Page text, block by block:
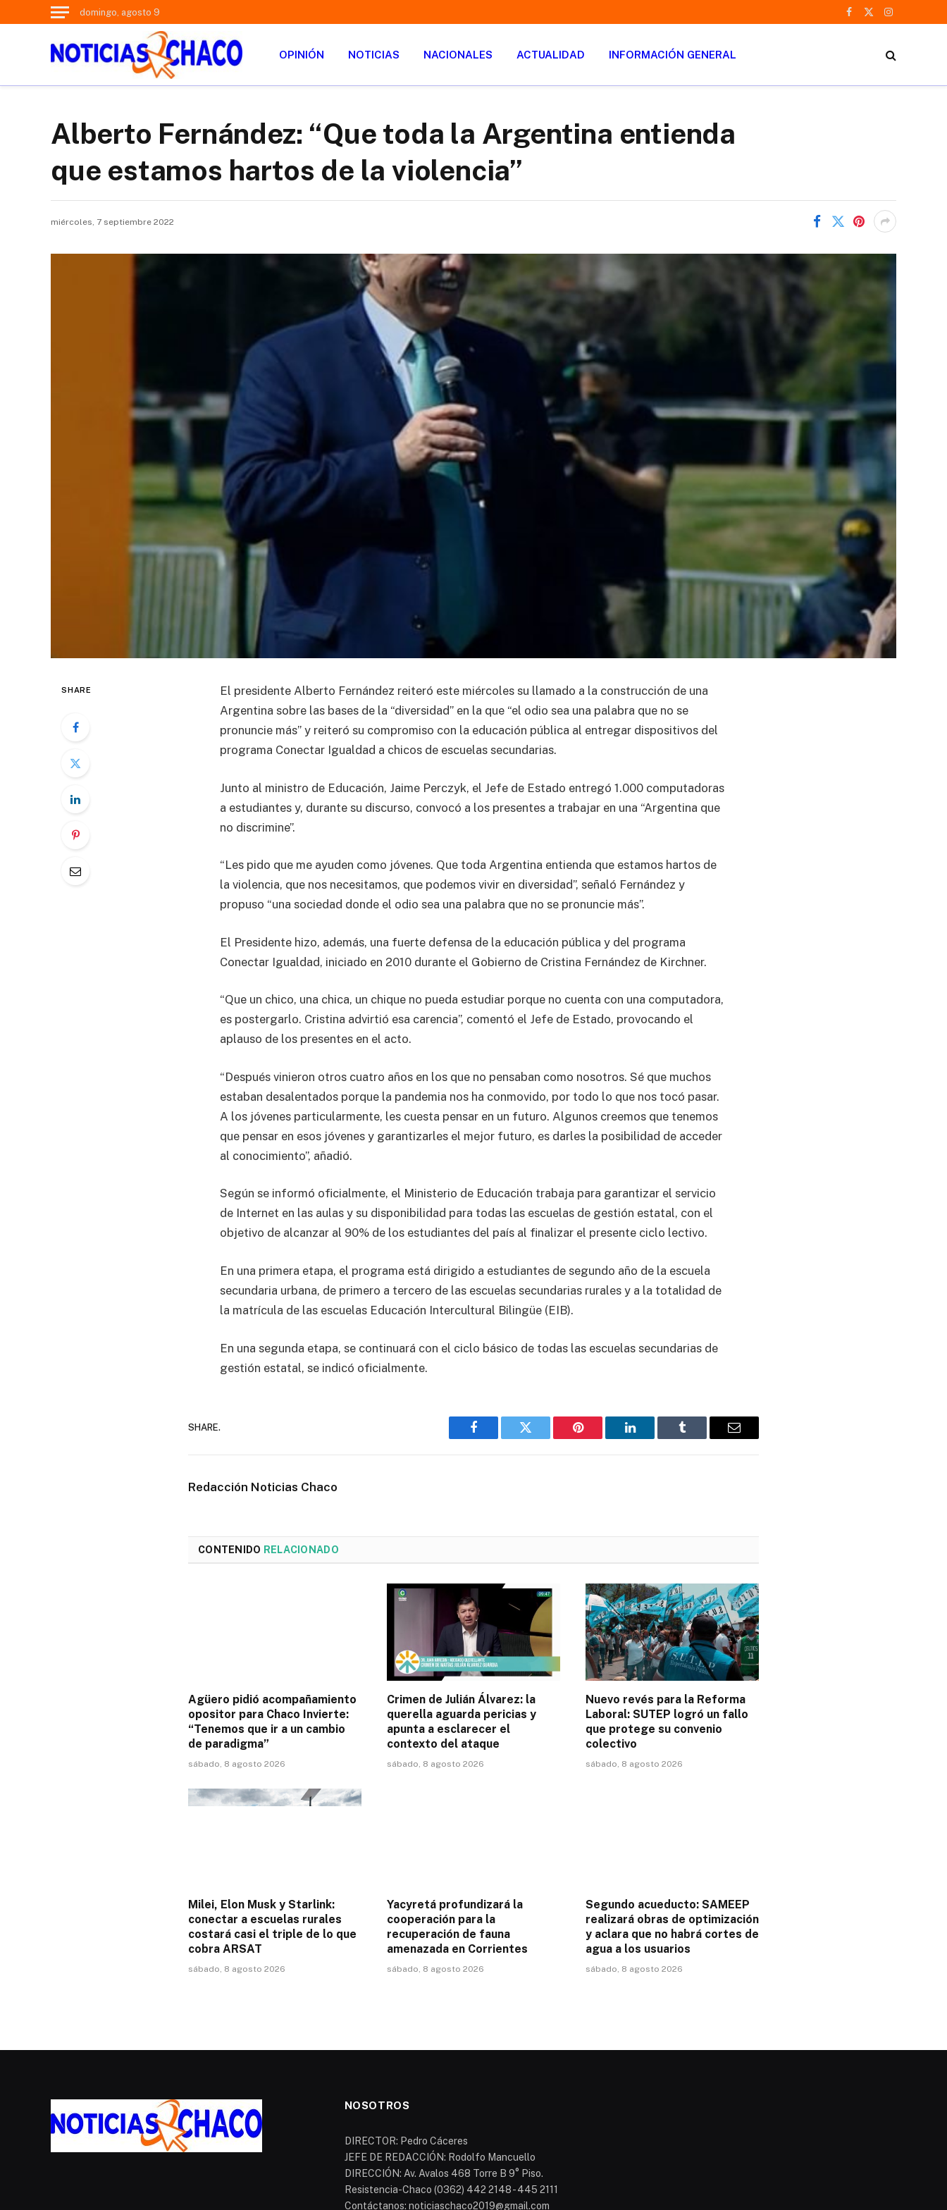
domingo, agosto 9
Facebook
X
Instagram
OPINIÓN NOTICIAS NACIONALES ACTUALIDAD INFORMACIÓN GENERAL
Alberto Fernández: “Que toda la Argentina entienda
que estamos hartos de la violencia”
miércoles, 7 septiembre 2022
SHARE
El presidente Alberto Fernández reiteró este miércoles su llamado a la construcción de una
Argentina sobre las bases de la “diversidad” en la que “el odio sea una palabra que no se
pronuncie más” y reiteró su compromiso con la educación pública al entregar dispositivos del
programa Conectar Igualdad a chicos de escuelas secundarias.
Junto al ministro de Educación, Jaime Perczyk, el Jefe de Estado entregó 1.000 computadoras
a estudiantes y, durante su discurso, convocó a los presentes a trabajar en una “Argentina que
no discrimine”.
“Les pido que me ayuden como jóvenes. Que toda Argentina entienda que estamos hartos de
la violencia, que nos necesitamos, que podemos vivir en diversidad”, señaló Fernández y
propuso “una sociedad donde el odio sea una palabra que no se pronuncie más”.
El Presidente hizo, además, una fuerte defensa de la educación pública y del programa
Conectar Igualdad, iniciado en 2010 durante el Gobierno de Cristina Fernández de Kirchner.
“Que un chico, una chica, un chique no pueda estudiar porque no cuenta con una computadora,
es postergarlo. Cristina advirtió esa carencia”, comentó el Jefe de Estado, provocando el
aplauso de los presentes en el acto.
“Después vinieron otros cuatro años en los que no pensaban como nosotros. Sé que muchos
estaban desalentados porque la pandemia nos ha conmovido, por todo lo que nos tocó pasar.
A los jóvenes particularmente, les cuesta pensar en un futuro. Algunos creemos que tenemos
que pensar en esos jóvenes y garantizarles el mejor futuro, es darles la posibilidad de acceder
al conocimiento”, añadió.
Según se informó oficialmente, el Ministerio de Educación trabaja para garantizar el servicio
de Internet en las aulas y su disponibilidad para todas las escuelas de gestión estatal, con el
objetivo de alcanzar al 90% de los estudiantes del país al finalizar el presente ciclo lectivo.
En una primera etapa, el programa está dirigido a estudiantes de segundo año de la escuela
secundaria urbana, de primero a tercero de las escuelas secundarias rurales y a la totalidad de
la matrícula de las escuelas Educación Intercultural Bilingüe (EIB).
En una segunda etapa, se continuará con el ciclo básico de todas las escuelas secundarias de
gestión estatal, se indicó oficialmente.
SHARE.
Facebook Twitter Pinterest LinkedIn Tumblr Email
Redacción Noticias Chaco
CONTENIDO RELACIONADO
Agüero pidió acompañamiento
opositor para Chaco Invierte:
“Tenemos que ir a un cambio
de paradigma”
sábado, 8 agosto 2026
Crimen de Julián Álvarez: la
querella aguarda pericias y
apunta a esclarecer el
contexto del ataque
sábado, 8 agosto 2026
Nuevo revés para la Reforma
Laboral: SUTEP logró un fallo
que protege su convenio
colectivo
sábado, 8 agosto 2026
Milei, Elon Musk y Starlink:
conectar a escuelas rurales
costará casi el triple de lo que
cobra ARSAT
sábado, 8 agosto 2026
Yacyretá profundizará la
cooperación para la
recuperación de fauna
amenazada en Corrientes
sábado, 8 agosto 2026
Segundo acueducto: SAMEEP
realizará obras de optimización
y aclara que no habrá cortes de
agua a los usuarios
sábado, 8 agosto 2026
NOSOTROS
DIRECTOR: Pedro Cáceres
JEFE DE REDACCIÓN: Rodolfo Mancuello
DIRECCIÓN: Av. Avalos 468 Torre B 9° Piso.
Resistencia-Chaco (0362) 442 2148 - 445 2111
Contáctanos: noticiaschaco2019@gmail.com